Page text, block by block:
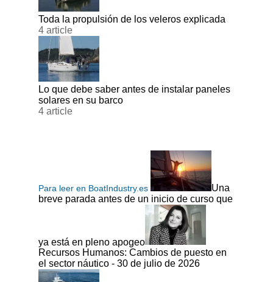
Toda la propulsión de los veleros explicada
4 article
Lo que debe saber antes de instalar paneles
solares en su barco
4 article
Para leer en BoatIndustry.es
Una
breve parada antes de un inicio de curso que
ya está en pleno apogeo
Recursos Humanos: Cambios de puesto en
el sector náutico - 30 de julio de 2026